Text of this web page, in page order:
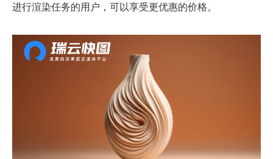
进行渲染任务的用户，可以享受更优惠的价格。